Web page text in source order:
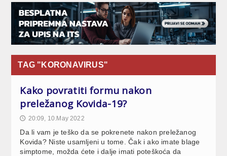
TAG "KORONAVIRUS"
Kako povratiti formu nakon
preležanog Kovida-19?
🕔 20:09, 10.May 2022
Da li vam je teško da se pokrenete nakon preležanog
Kovida? Niste usamljeni u tome. Čak i ako imate blage
simptome, možda ćete i dalje imati poteškoća da